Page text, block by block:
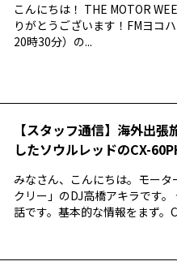
こんにちは！ THE MOTOR
りがとうございます！FMヨコ
20時30分）の...
【スタッフ通信】海外出
したソウルレッドのCX-
みなさん、こんにちは。モー
クリー」のDJ高橋アキラです
話です。基本的な情報をまず。